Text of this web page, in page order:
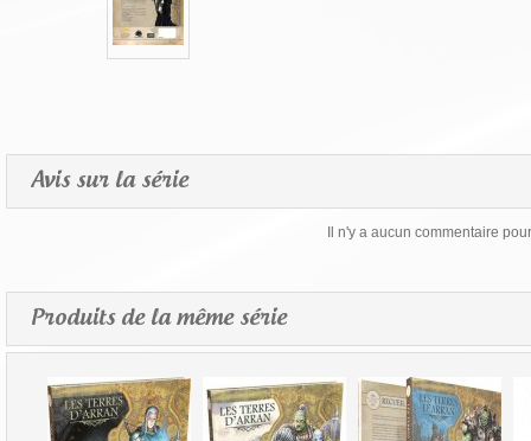
Avis sur la série
Il n'y a aucun commentaire
Produits de la même série